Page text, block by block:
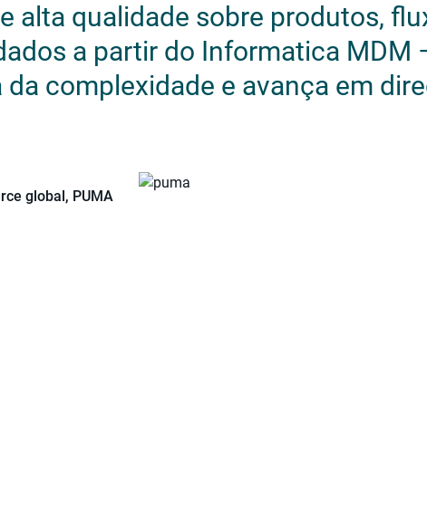
alta qualidade sobre produtos,
a partir do Informatica MDM
complexidade e avança em
global, PUMA